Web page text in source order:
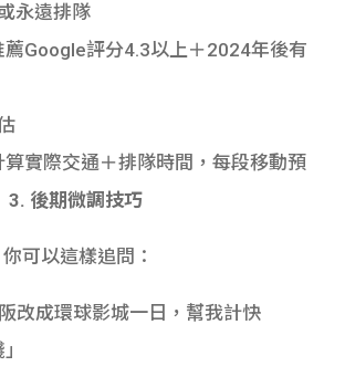
永遠排隊
薦Google評分4.3以上＋2024年後有
實際交通＋排隊時間，每段移動預
3. 後期微調技巧
可以這樣追問：
改成環球影城一日，幫我計快